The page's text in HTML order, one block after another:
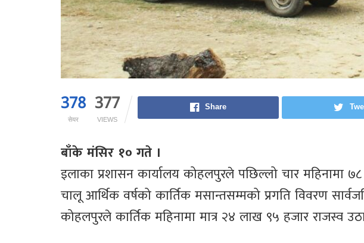
378
सेयर
377
VIEWS
Share
बाँके मंसिर १० गते ।
इलाका प्रशासन कार्यालय कोहलपुरले पछिल्लो चार महिनामा
चालू आर्थिक वर्षको कार्तिक मसान्तसम्मको प्रगति विवरण
कोहलपुरले कार्तिक महिनामा मात्र २४ लाख ९५ हजार राजस्व